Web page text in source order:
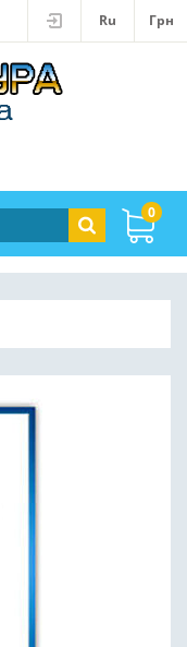
Ru Грн
0